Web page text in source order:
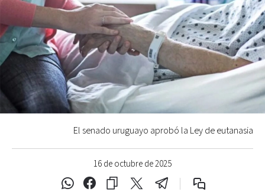
16 de octubre de 2025
El senado uruguayo aprobó la Ley de eutanasia